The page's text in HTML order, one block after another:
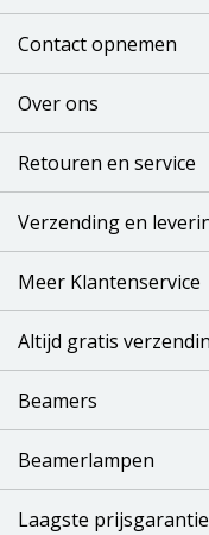
Contact opnemen
Over ons
Retouren en service
Verzending en
Meer Klantenservice
Altijd gratis
Beamers
Beamerlampen
Laagste prijsgarantie